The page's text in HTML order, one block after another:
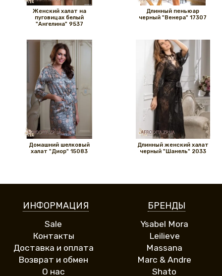
Женский халат на
пуговицах белый
"Ангелина" 9537
Длинный пеньюар
черный "Венера" 17307
Домашний шелковый
халат "Диор" 15083
Длинный женский халат
черный "Шанель" 2033
ИНФОРМАЦИЯ
Sale
Контакты
Доставка и оплата
Возврат и обмен
О нас
БРЕНДЫ
Ysabel Mora
Leilieve
Massana
Marc & Andre
Shato